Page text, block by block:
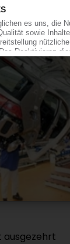
mahnt
Dialog"
ausgezehrt